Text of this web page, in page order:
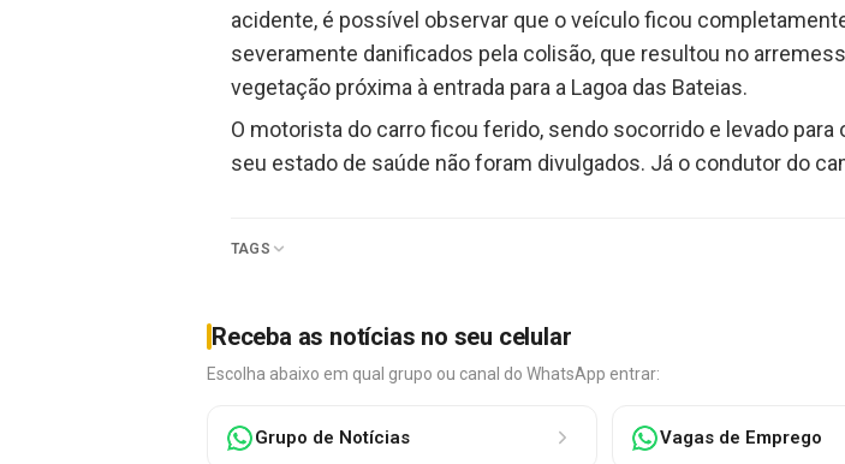
acidente, é possível observar que o veículo ficou
severamente danificados pela colisão, que resultou no
vegetação próxima à entrada para a Lagoa das Bateias.
O motorista do carro ficou ferido, sendo socorrido e levado
seu estado de saúde não foram divulgados. Já o condutor do
TAGS
Receba as notícias no seu celular
Escolha abaixo em qual grupo ou canal do WhatsApp entrar:
Grupo de Notícias Vagas de Emprego